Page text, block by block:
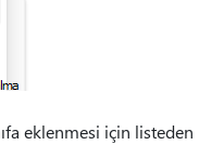
eklenmesi için listeden